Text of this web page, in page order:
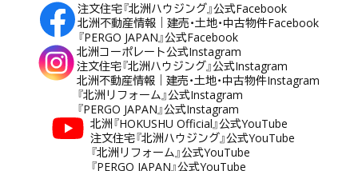
注文住宅『北洲ハウジング』公式Facebook
北洲不動産情報｜建売・土地・中古物件Facebook
『PERGO JAPAN』公式Facebook
北洲コーポレート公式Instagram
注文住宅『北洲ハウジング』公式Instagram
北洲不動産情報｜建売・土地・中古物件Instagram
『北洲リフォーム』公式Instagram
『PERGO JAPAN』公式Instagram
北洲『HOKUSHU Official』公式YouTube
注文住宅『北洲ハウジング』公式YouTube
『北洲リフォーム』公式YouTube
『PERGO JAPAN』公式YouTube